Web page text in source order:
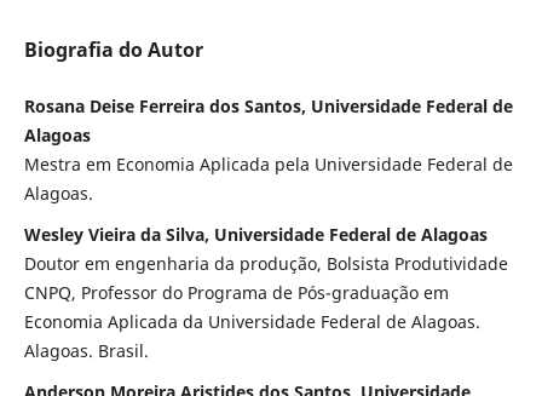
Biografia do Autor
Rosana Deise Ferreira dos Santos, Universidade Federal de
Alagoas
Mestra em Economia Aplicada pela Universidade Federal de
Alagoas.
Wesley Vieira da Silva, Universidade Federal de Alagoas
Doutor em engenharia da produção, Bolsista Produtividade
CNPQ, Professor do Programa de Pós-graduação em
Economia Aplicada da Universidade Federal de Alagoas.
Alagoas. Brasil.
Anderson Moreira Aristides dos Santos, Universidade